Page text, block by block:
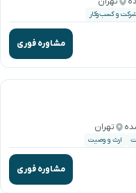
شرکت و کسب‌وکار
مشاوره فوری
تهران
ارث و وصیت
مشاوره فوری